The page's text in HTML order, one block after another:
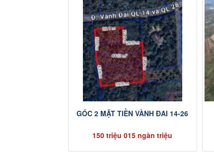
GÓC 2 MẶT TIỀN VÀNH ĐAI 14-26
150 triệu 015 ngàn triệu